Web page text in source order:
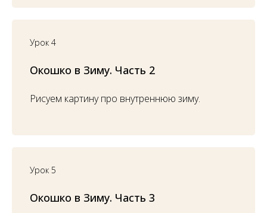
Урок 4
Окошко в Зиму. Часть 2
Рисуем картину про внутреннюю зиму.
Урок 5
Окошко в Зиму. Часть 3